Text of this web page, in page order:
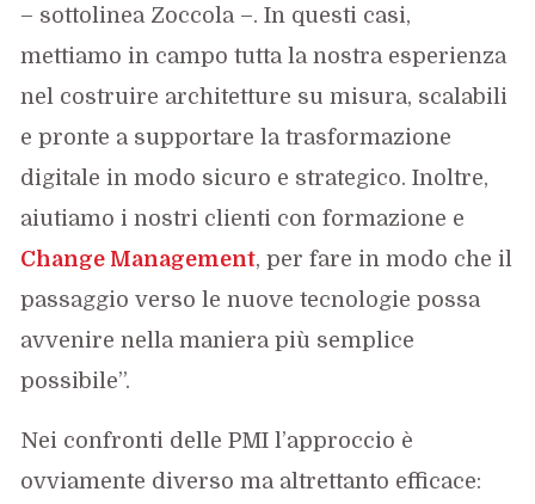
– sottolinea Zoccola –. In questi casi,
mettiamo in campo tutta la nostra esperienza
nel costruire architetture su misura, scalabili
e pronte a supportare la trasformazione
digitale in modo sicuro e strategico. Inoltre,
aiutiamo i nostri clienti con formazione e
Change Management, per fare in modo che il
passaggio verso le nuove tecnologie possa
avvenire nella maniera più semplice
possibile”.
Nei confronti delle PMI l’approccio è
ovviamente diverso ma altrettanto efficace: